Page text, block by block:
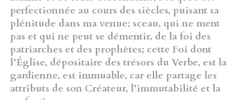
perfectionnée au cours des siècles, puisant sa
plénitude dans ma venue; sceau, qui ne ment
pas et qui ne peut se démentir, de la foi des
patriarches et des prophètes; cette Foi dont
l’Église, dépositaire des trésors du Verbe, est la
gardienne, est immuable, car elle partage les
attributs de son Créateur, l’immutabilité et la